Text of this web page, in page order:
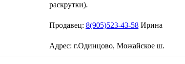
раскрутки).
Продавец: 8(905)523-43-58Ирина
Адрес: г.Одинцово, Можайское ш.